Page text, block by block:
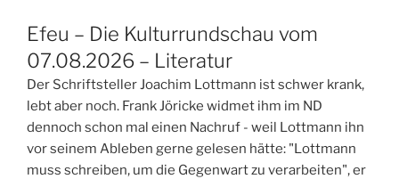
Efeu – Die Kulturrundschau vom
07.08.2026 – Literatur
Der Schriftsteller Joachim Lottmann ist schwer krank,
lebt aber noch. Frank Jöricke widmet ihm im ND
dennoch schon mal einen Nachruf - weil Lottmann ihn
vor seinem Ableben gerne gelesen hätte: "Lottmann
muss schreiben, um die Gegenwart zu verarbeiten", er